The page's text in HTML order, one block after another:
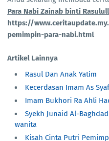
Para Nabi Zainab binti
https://
pemimpin-para-nabi.html
Artikel Lainnya
Rasul Dan Anak Yatim
Kecerdasan Imam As
Imam Bukhori Ra Ahli
Syekh Junaid Al-
wanita
Kisah Cinta Putri